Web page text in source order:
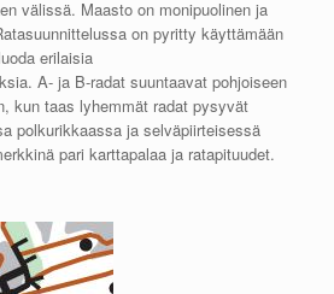
välissä. Maasto on monipuolinen ja
on pyritty käyttämään
erilaisia
A- ja B-radat suuntaavat pohjoiseen
kun taas lyhemmät radat pysyvät
polkurikkaassa ja selväpiirteisessä
pari karttapalaa ja ratapituudet.